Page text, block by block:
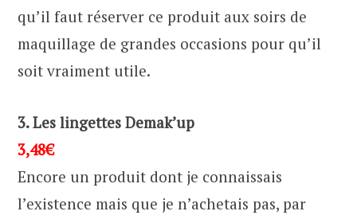
qu’il faut réserver ce produit aux soirs de
maquillage de grandes occasions pour qu’il
soit vraiment utile.
3. Les lingettes Demak’up
3,48€
Encore un produit dont je connaissais
l’existence mais que je n’achetais pas, par